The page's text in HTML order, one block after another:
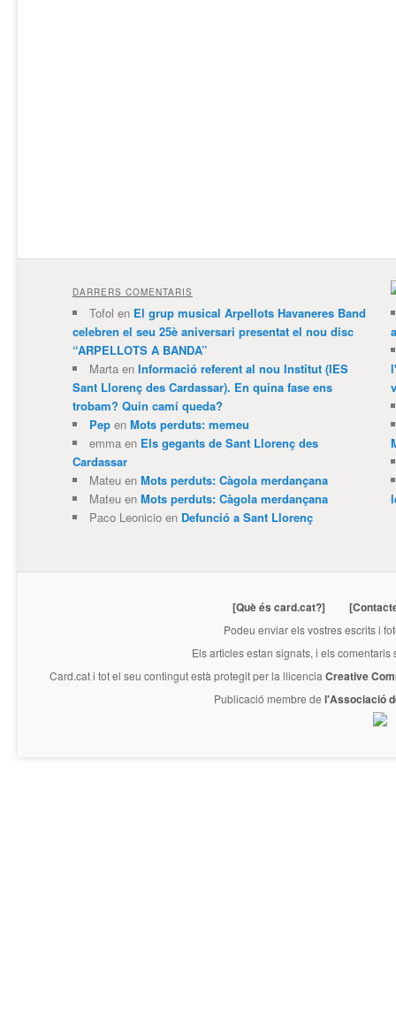
DARRERS COMENTARIS
Tofol en El grup musical Arpellots Havaneres Band
celebren el seu 25è aniversari presentat el nou disc
“ARPELLOTS A BANDA”
Martaen Informació referent al nou Institut (IES
Sant Llorenç des Cardassar). En quina fase ens
trobam? Quin camí queda?
Pepen Mots perduts: memeu
emmaen Els gegants de Sant Llorenç des
Cardassar
Mateuen Mots perduts: Càgola merdançana
Mateuen Mots perduts: Càgola merdançana
Paco Leonicioen Defunció a Sant Llorenç
[Què és card.cat?]
Podeu enviar els vostres escrits i
Els articles estan signats, i els
Card.cati tot el seu contingut està protegit per la llicencia Creative
Publicació membre de l'Associació